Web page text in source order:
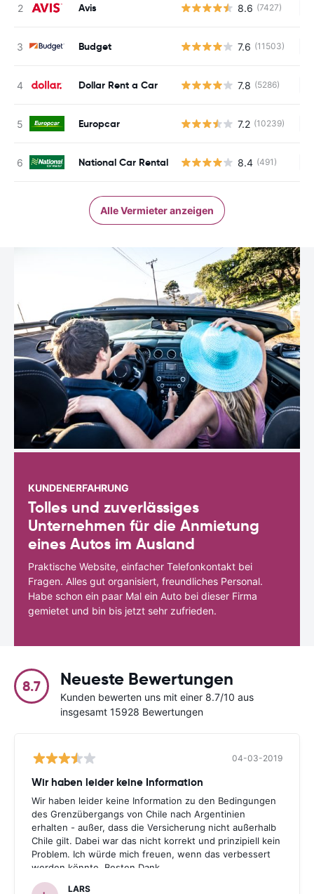
Avis 8.6 (7427)
Budget 7.6 (11503)
Dollar Rent a Car 7.8 (5286)
Europcar 7.2 (10239)
National Car Rental 8.4 (491)
Alle Vermieter anzeigen
KUNDENERFAHRUNG
Tolles und zuverlässiges
Unternehmen für die Anmietung
eines Autos im Ausland
Praktische Website, einfacher Telefonkontakt bei
Fragen. Alles gut organisiert, freundliches Personal.
Habe schon ein paar Mal ein Auto bei dieser Firma
gemietet und bin bis jetzt sehr zufrieden.
8.7 Neueste Bewertungen
Kunden bewerten uns mit einer 8.7/10 aus
insgesamt 15928 Bewertungen
04-03-2019
Wir haben leider keine Information
Wir haben leider keine Information zu den Bedingungen
des Grenzübergangs von Chile nach Argentinien
erhalten - außer, dass die Versicherung nicht außerhalb
Chile gilt. Dabei war das nicht korrekt und prinzipiell kein
Problem. Ich würde mich freuen, wenn das verbessert
werden könnte. Besten Dank.
LARS